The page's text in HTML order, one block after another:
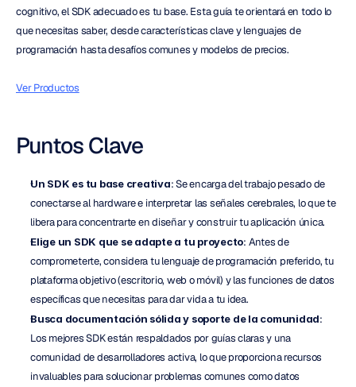
cognitivo, el SDK adecuado es tu base. Esta guía te orientará en todo lo
que necesitas saber, desde características clave y lenguajes de
programación hasta desafíos comunes y modelos de precios.
Ver Productos
Puntos Clave
Un SDK es tu base creativa: Se encarga del trabajo pesado de
conectarse al hardware e interpretar las señales cerebrales, lo que te
libera para concentrarte en diseñar y construir tu aplicación única.
Elige un SDK que se adapte a tu proyecto: Antes de
comprometerte, considera tu lenguaje de programación preferido, tu
plataforma objetivo (escritorio, web o móvil) y las funciones de datos
específicas que necesitas para dar vida a tu idea.
Busca documentación sólida y soporte de la comunidad:
Los mejores SDK están respaldados por guías claras y una
comunidad de desarrolladores activa, lo que proporciona recursos
invaluables para solucionar problemas comunes como datos